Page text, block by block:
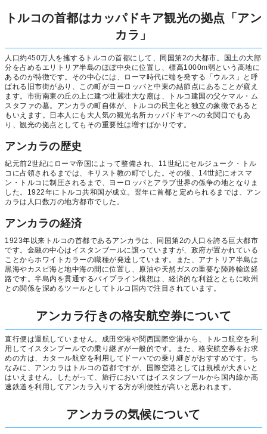
トルコの首都はカッパドキア観光の拠点「アン
カラ」
人口約450万人を擁するトルコの首都にして、同国第2の大都市。国土の大部
分を占めるエリトリア半島のほぼ中央に位置し、標高1000m弱という高地に
あるのが特徴です。その中心には、ローマ時代に端を発する「ウルス」と呼
ばれる旧市街があり、この町がヨーロッパと中東の結節点にあることが窺え
ます。市街南東の丘の上に建つ壮麗壮大な廟は、トルコ建国の父ケマル・ム
スタファの墓。アンカラの町自体が、トルコの民主化と独立の象徴であると
もいえます。日本人にも大人気の観光名所カッパドキアへの玄関口でもあ
り、観光の拠点としてもその重要性は増すばかりです。
アンカラの歴史
紀元前2世紀にローマ帝国によって整備され、11世紀にセルジューク・トル
コに占領されるまでは、キリスト教の町でした。その後、14世紀にオスマ
ン・トルコに制圧されるまで、ヨーロッパとアラブ世界の係争の地となりま
した。1922年にトルコ共和国が成立。翌年に首都と定められるまでは、アン
カラは人口数万の地方都市でした。
アンカラの経済
1923年以来トルコの首都であるアンカラは、同国第2の人口を誇る巨大都市
です。金融の中心はイスタンブールに譲っていますが、政府が置かれている
ことからホワイトカラーの職種が発達しています。また、アナトリア半島は
黒海やカスピ海と地中海の間に位置し、原油や天然ガスの重要な陸路輸送経
路です。半島内を貫通するパイプライン構想は、経済的な利益とともに欧州
との関係を深めるツールとしてトルコ国内で注目されています。
アンカラ行きの格安航空券について
直行便は運航していません。成田空港や関西国際空港から、トルコ航空を利
用してイスタンブールでの乗り継ぎが一般的です。また、格安航空券をお求
めの方は、カタール航空を利用してドーハでの乗り継ぎがおすすめです。ち
なみに、アンカラはトルコの首都ですが、国際空港としては規模が大きいと
はいえません。したがって、旅行においてはイスタンブールから国内線か高
速鉄道を利用してアンカラ入りする方が利便性が高いと思われます。
アンカラの気候について